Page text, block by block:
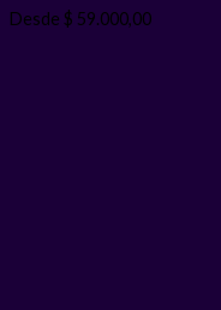
Desde $ 59.000,00